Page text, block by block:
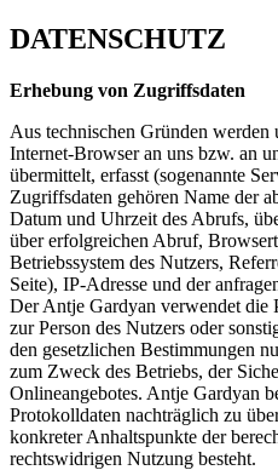
DATENSCHUTZ
Erhebung von Zugriffsdaten
Aus technischen Gründen
Internet-Browser an uns bzw. an
übermittelt, erfasst (sogenannte
Zugriffsdaten gehören Name der
Datum und Uhrzeit des Abrufs,
über erfolgreichen Abruf,
Betriebssystem des Nutzers,
Seite), IP-Adresse und der
Der Antje Gardyan verwendet die
zur Person des Nutzers oder
den gesetzlichen Bestimmungen
zum Zweck des Betriebs, der
Onlineangebotes. Antje Gardyan
Protokolldaten nachträglich zu
konkreter Anhaltspunkte der
rechtswidrigen Nutzung besteht.